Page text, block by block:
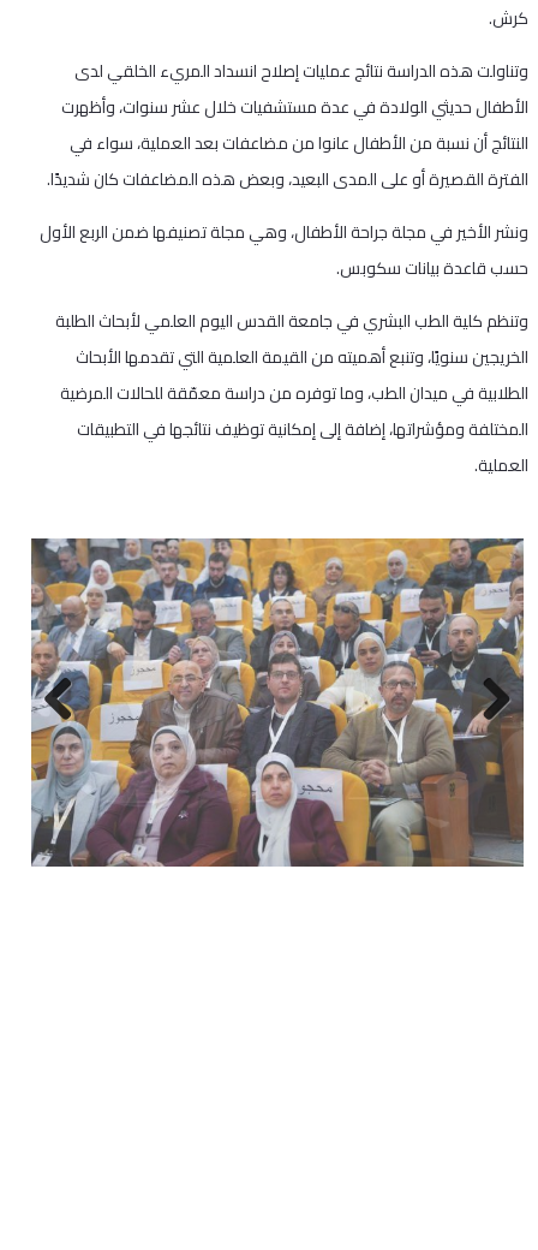
كرش.
وتناولت هذه الدراسة نتائج عمليات إصلاح انسداد المريء الخلقي لدى
الأطفال حديثي الولادة في عدة مستشفيات خلال عشر سنوات، وأظهرت
النتائج أن نسبة من الأطفال عانوا من مضاعفات بعد العملية، سواء في
الفترة القصيرة أو على المدى البعيد، وبعض هذه المضاعفات كان شديدًا.
ونشر الأخير في مجلة جراحة الأطفال، وهي مجلة تصنيفها ضمن الربع الأول
حسب قاعدة بيانات سكوبس.
وتنظم كلية الطب البشري في جامعة القدس اليوم العلمي لأبحاث الطلبة
الخريجين سنويًا، وتنبع أهميته من القيمة العلمية التي تقدمها الأبحاث
الطلابية في ميدان الطب، وما توفره من دراسة معمّقة للحالات المرضية
المختلفة ومؤشراتها، إضافة إلى إمكانية توظيف نتائجها في التطبيقات
العملية.
Previous
Next